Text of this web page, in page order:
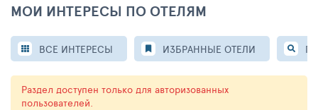
МОИ ИНТЕРЕСЫ ПО ОТЕЛЯМ
ВСЕ ИНТЕРЕСЫ ИЗБРАННЫЕ ОТЕЛИ
Раздел доступен только для авторизованных
пользователей.